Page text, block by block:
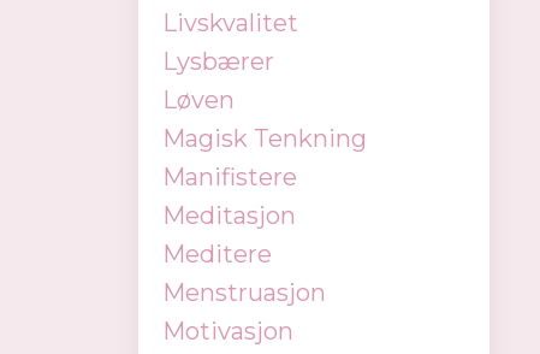
Livskvalitet
Lysbærer
Løven
Magisk Tenkning
Manifistere
Meditasjon
Meditere
Menstruasjon
Motivasjon